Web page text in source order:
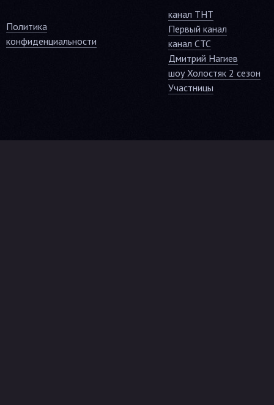
Политика
конфиденциальности
канал ТНТ
Первый канал
канал СТС
Дмитрий Нагиев
шоу Холостяк 2 сезон
Участницы